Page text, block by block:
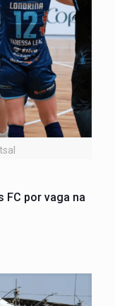
FC por vaga na